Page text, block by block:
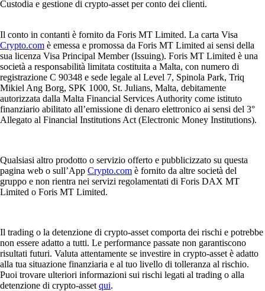
Custodia e gestione di crypto-asset per conto dei clienti.
Il conto in contanti è fornito da Foris MT Limited. La carta Visa
Crypto.com è emessa e promossa da Foris MT Limited ai sensi della
sua licenza Visa Principal Member (Issuing). Foris MT Limited è una
società a responsabilità limitata costituita a Malta, con numero di
registrazione C 90348 e sede legale al Level 7, Spinola Park, Triq
Mikiel Ang Borg, SPK 1000, St. Julians, Malta, debitamente
autorizzata dalla Malta Financial Services Authority come istituto
finanziario abilitato all’emissione di denaro elettronico ai sensi del 3°
Allegato al Financial Institutions Act (Electronic Money Institutions).
Qualsiasi altro prodotto o servizio offerto e pubblicizzato su questa
pagina web o sull’App Crypto.com è fornito da altre società del
gruppo e non rientra nei servizi regolamentati di Foris DAX MT
Limited o Foris MT Limited.
Il trading o la detenzione di crypto-asset comporta dei rischi e potrebbe
non essere adatto a tutti. Le performance passate non garantiscono
risultati futuri. Valuta attentamente se investire in crypto-asset è adatto
alla tua situazione finanziaria e al tuo livello di tolleranza al rischio.
Puoi trovare ulteriori informazioni sui rischi legati al trading o alla
detenzione di crypto-asset qui.